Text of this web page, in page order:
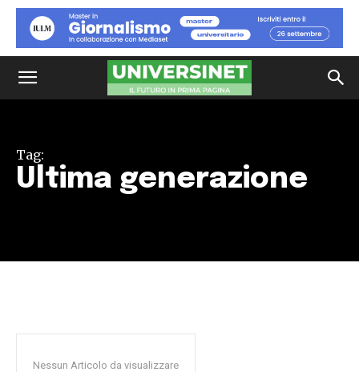
Tag:
Ultima generazione
Nessun Articolo da visualizzare